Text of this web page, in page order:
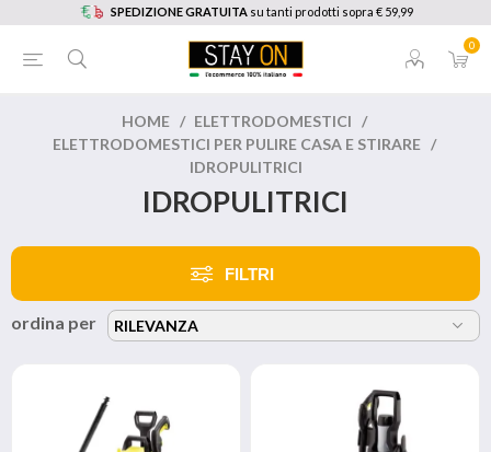
SPEDIZIONE GRATUITA su tanti prodotti sopra € 59,99
0
HOME / ELETTRODOMESTICI /
ELETTRODOMESTICI PER PULIRE CASA E STIRARE /
IDROPULITRICI
IDROPULITRICI
FILTRI
ordina per